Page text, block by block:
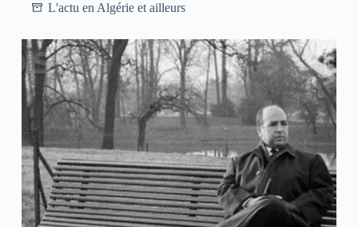
L'actu en Algérie et ailleurs